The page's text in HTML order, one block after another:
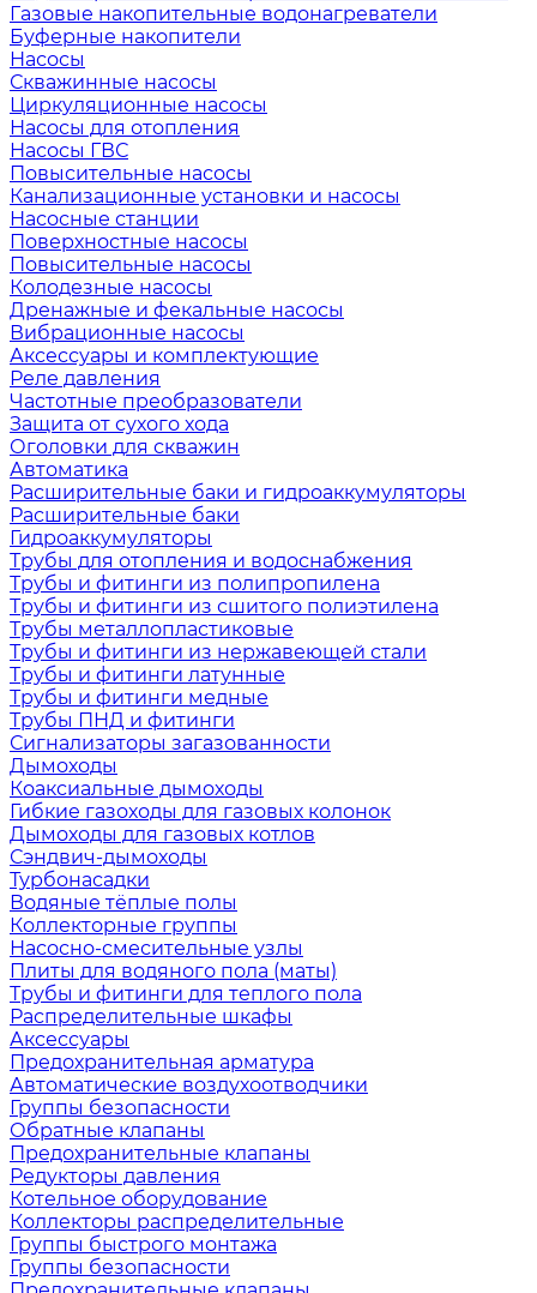
Газовые накопительные водонагреватели
Буферные накопители
Насосы
Скважинные насосы
Циркуляционные насосы
Насосы для отопления
Насосы ГВС
Повысительные насосы
Канализационные установки и насосы
Насосные станции
Поверхностные насосы
Повысительные насосы
Колодезные насосы
Дренажные и фекальные насосы
Вибрационные насосы
Аксессуары и комплектующие
Реле давления
Частотные преобразователи
Защита от сухого хода
Оголовки для скважин
Автоматика
Расширительные баки и гидроаккумуляторы
Расширительные баки
Гидроаккумуляторы
Трубы для отопления и водоснабжения
Трубы и фитинги из полипропилена
Трубы и фитинги из сшитого полиэтилена
Трубы металлопластиковые
Трубы и фитинги из нержавеющей стали
Трубы и фитинги латунные
Трубы и фитинги медные
Трубы ПНД и фитинги
Сигнализаторы загазованности
Дымоходы
Коаксиальные дымоходы
Гибкие газоходы для газовых колонок
Дымоходы для газовых котлов
Сэндвич-дымоходы
Турбонасадки
Водяные тёплые полы
Коллекторные группы
Насосно-смесительные узлы
Плиты для водяного пола (маты)
Трубы и фитинги для теплого пола
Распределительные шкафы
Аксессуары
Предохранительная арматура
Автоматические воздухоотводчики
Группы безопасности
Обратные клапаны
Предохранительные клапаны
Редукторы давления
Котельное оборудование
Коллекторы распределительные
Группы быстрого монтажа
Группы безопасности